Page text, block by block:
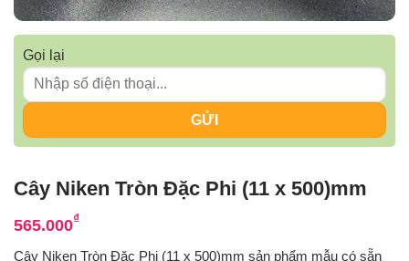
Gọi lại
Cây Niken Tròn Đặc Phi (11 x 500)mm
565.000₫
Cây Niken Tròn Đặc Phi (11 x 500)mm sản phẩm mẫu có sẵn